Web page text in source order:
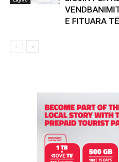
E FITUARA